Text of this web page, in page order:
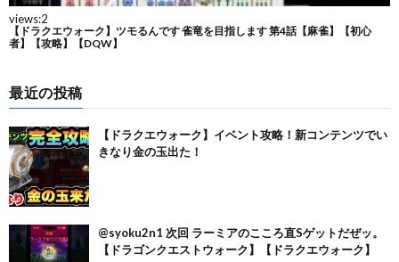
最近の投稿
【ドラクエウォーク】イベント攻略！新コンテンツでい
きなり金の玉出た！
@syoku2n1 次回 ラーミアのこころ直Sゲットだぜッ。
【ドラゴンクエストウォーク】【ドラクエウォーク】